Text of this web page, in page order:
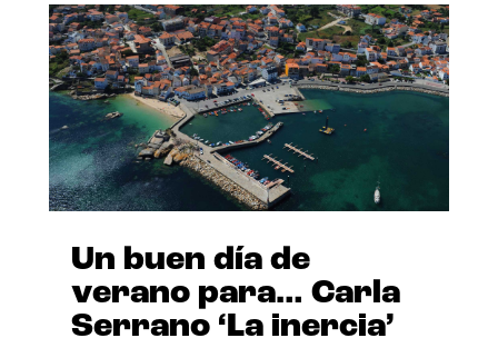
Un buen día de
verano para… Carla
Serrano ‘La inercia’